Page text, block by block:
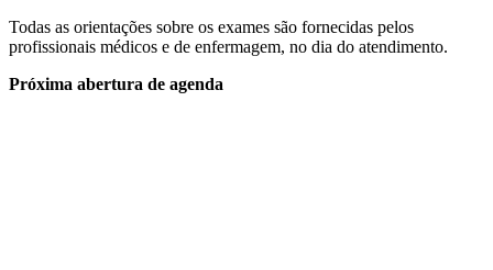
Todas as orientações sobre os exames são fornecidas pelos
profissionais médicos e de enfermagem, no dia do atendimento.
Próxima abertura de agenda